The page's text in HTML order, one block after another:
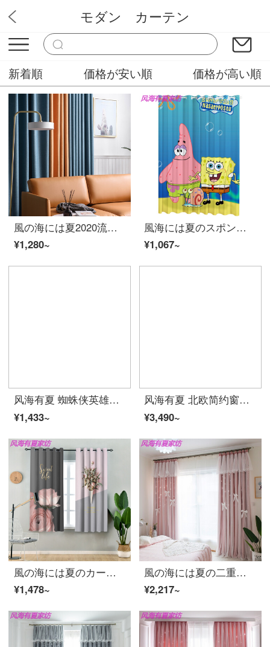
ミステリーカーテンショップ
モダン カーテン
新着順 価格が安い順 価格が高い順
風の海には夏2020流行のカーテンがあります。北欧の簡易セットのメーンベッドルームがあります。豪華で豪華で、高品位な雰囲気があります。
¥1,280~
風海には夏のスポンジがあります。子供部屋のカーテンと寝室のリビングルームの窓をカスタマイズして、遮光布夏の白いスポンジの赤ちゃんY 2 Tをフックします。
¥1,067~
风海有夏 蜘蛛侠英雄远征漫威英雄美国队长钢铁侠男孩卧室儿童房遮光窗帘布夏 蜘蛛侠1 宽1.5米*高度2.7米挂钩一片
¥1,433~
风海有夏 北欧简约窗帘遮光轻奢现代高档大气客厅卧室遮阳隔热拼接夏 暖米色 宽4.0*高2.7米一片（挂钩款）挂钩
¥3,490~
風の海には夏のカーテンがあります。現代の軽豪華客間カーテン完成品の高級な雰囲気の女の子のカーテンピンクの甘いバラ。
¥1,478~
風の海には夏の二重レースの遮光星があります。ピンクのカーテンがあります。寝室のリビングルームにはカーテンがあります。
¥2,217~